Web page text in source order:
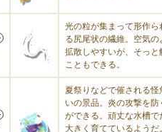
光の粒が集まって形作ら
る尻尾状の繊維。空気の
拡散しやすいが、そっと
こともできる。
夏祭りなどで催される怪
いの景品。炎の攻撃を防
ができる。頑丈な水槽で
大きく育てているようだ